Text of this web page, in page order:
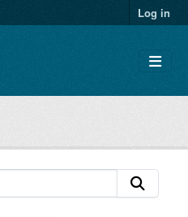
Log in